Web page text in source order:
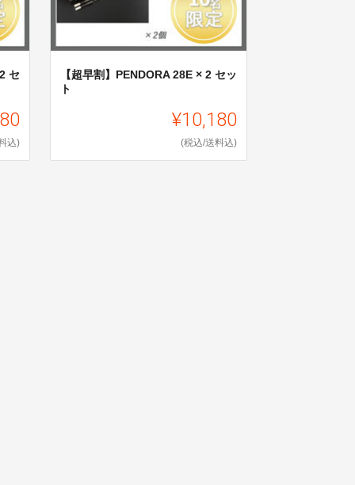
セ
込)
【超早割】PENDORA 28E × 2 セッ
ト
¥10,180
(税込/送料込)